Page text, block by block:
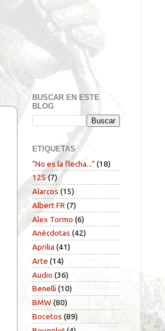
BUSCAR EN ESTE
BLOG
ETIQUETAS
"No es la flecha..." (18)
125 (7)
Alarcos (15)
Albert FR (7)
Alex Tormo (6)
Anécdotas (42)
Aprilia (41)
Arte (14)
Audio (36)
Benelli (10)
BMW (80)
Bocetos (89)